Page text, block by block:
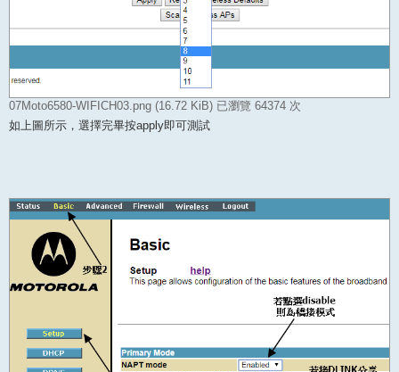
07Moto6580-WIFICH03.png (16.72 KiB) 已瀏覽 64374 次
如上圖所示，選擇完畢按apply即可測試